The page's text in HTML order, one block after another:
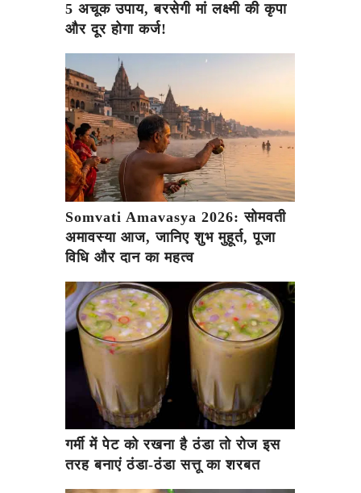
5 अचूक उपाय, बरसेगी मां लक्ष्मी की कृपा
और दूर होगा कर्ज!
Somvati Amavasya 2026: सोमवती
अमावस्या आज, जानिए शुभ मुहूर्त, पूजा
विधि और दान का महत्व
गर्मी में पेट को रखना है ठंडा तो रोज इस
तरह बनाएं ठंडा-ठंडा सत्तू का शरबत